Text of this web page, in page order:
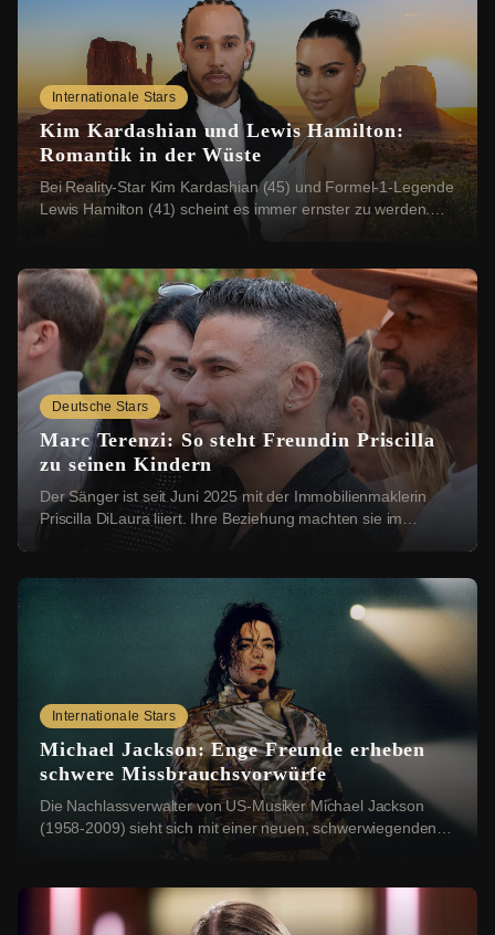
Internationale Stars
Kim Kardashian und Lewis Hamilton:
Romantik in der Wüste
Bei Reality-Star Kim Kardashian (45) und Formel-1-Legende
Lewis Hamilton (41) scheint es immer ernster zu werden.
Deutsche Stars
Marc Terenzi: So steht Freundin Priscilla
zu seinen Kindern
Der Sänger ist seit Juni 2025 mit der Immobilienmaklerin
Priscilla DiLaura liiert. Ihre Beziehung machten sie im
Internationale Stars
Michael Jackson: Enge Freunde erheben
schwere Missbrauchsvorwürfe
Die Nachlassverwalter von US-Musiker Michael Jackson
(1958-2009) sieht sich mit einer neuen, schwerwiegenden